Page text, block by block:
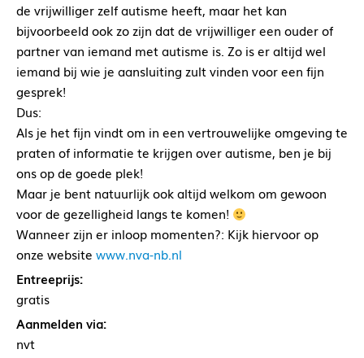
de vrijwilliger zelf autisme heeft, maar het kan
bijvoorbeeld ook zo zijn dat de vrijwilliger een ouder of
partner van iemand met autisme is. Zo is er altijd wel
iemand bij wie je aansluiting zult vinden voor een fijn
gesprek!
Dus:
Als je het fijn vindt om in een vertrouwelijke omgeving te
praten of informatie te krijgen over autisme, ben je bij
ons op de goede plek!
Maar je bent natuurlijk ook altijd welkom om gewoon
voor de gezelligheid langs te komen!
Wanneer zijn er inloop momenten?: Kijk hiervoor op
onze website www.nva-nb.nl
Entreeprijs:
gratis
Aanmelden via:
nvt